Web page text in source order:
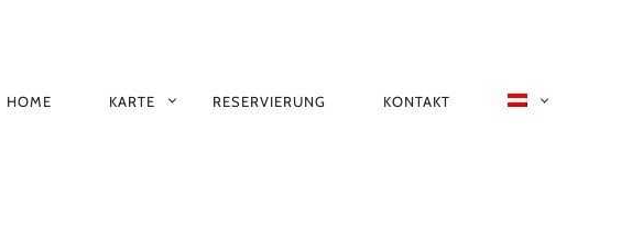
PRIMÄR-
HOME KARTE RESERVIERUNG KONTAKT